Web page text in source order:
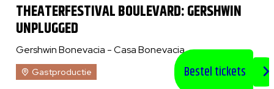
THEATERFESTIVAL BOULEVARD: GERSHWIN
UNPLUGGED
Gershwin Bonevacia - Casa Bonevacia
Gastproductie Bestel tickets